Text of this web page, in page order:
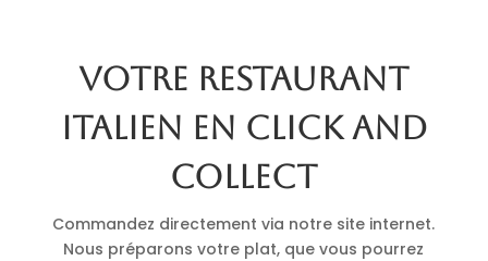
Votre restaurant
italien en click and
collect
Commandez directement via notre site internet.
Nous préparons votre plat, que vous pourrez